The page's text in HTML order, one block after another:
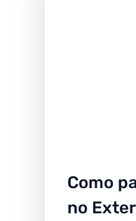
Como
no